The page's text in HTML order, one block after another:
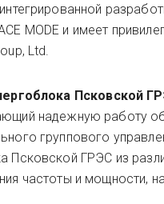
MODE и имеет
Ltd.
Псковской
надежную работу
группового
Псковской ГРЭС из
частоты и мощности,